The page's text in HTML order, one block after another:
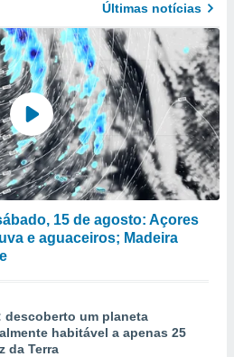
Últimas notícias
15 de agosto: Açores
e aguaceiros; Madeira
descoberto um planeta
habitável a apenas 25
da Terra